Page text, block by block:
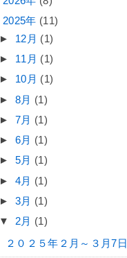
2025年 (11)
► 12月 (1)
► 11月 (1)
► 10月 (1)
► 8月 (1)
► 7月 (1)
► 6月 (1)
► 5月 (1)
► 4月 (1)
► 3月 (1)
▼ 2月 (1)
２０２５年２月～３月7日